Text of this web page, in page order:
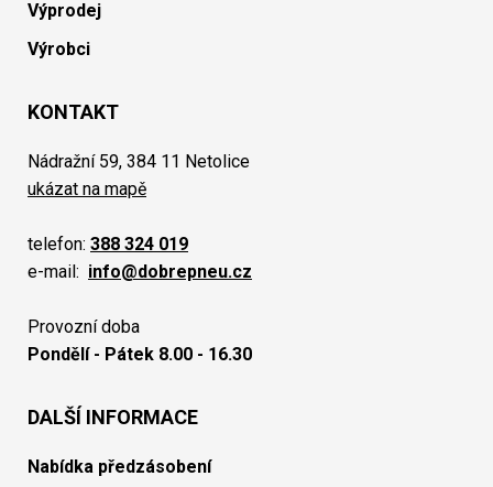
Výprodej
Výrobci
KONTAKT
Nádražní 59, 384 11 Netolice
ukázat na mapě
telefon: 388 324 019
e-mail: info@dobrepneu.cz
Provozní doba
Pondělí - Pátek 8.00 - 16.30
DALŠÍ INFORMACE
Nabídka předzásobení